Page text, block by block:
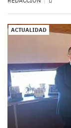
ACTUALIDAD